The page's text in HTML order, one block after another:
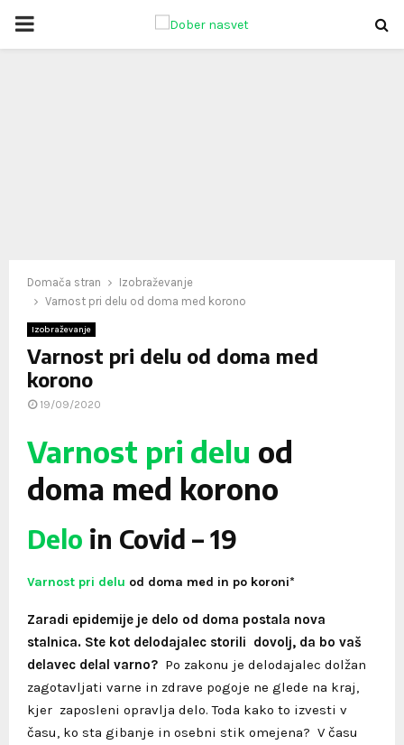
PRIMARY
Domača stran
Izobraževanje
Varnost pri delu od doma med korono
Izobraževanje
Varnost pri delu od doma med
korono
19/09/2020
Varnost pri delu od
doma med korono
Delo in Covid – 19
Varnost pri delu od doma med in po koroni*
Zaradi epidemije je delo od doma postala nova
stalnica. Ste kot delodajalec storili dovolj, da bo vaš
delavec delal varno? Po zakonu je delodajalec dolžan
zagotavljati varne in zdrave pogoje ne glede na kraj,
kjer zaposleni opravlja delo. Toda kako to izvesti v
času, ko sta gibanje in osebni stik omejena? V času